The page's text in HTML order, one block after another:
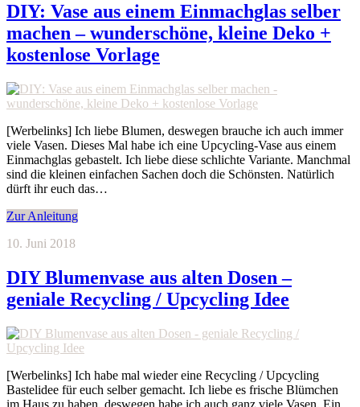
DIY: Vase aus einem Einmachglas selber
machen – wunderschöne, kleine Deko +
kostenlose Vorlage
[Werbelinks] Ich liebe Blumen, deswegen brauche ich auch immer
viele Vasen. Dieses Mal habe ich eine Upcycling-Vase aus einem
Einmachglas gebastelt. Ich liebe diese schlichte Variante. Manchmal
sind die kleinen einfachen Sachen doch die Schönsten. Natürlich
dürft ihr euch das…
Zur Anleitung
10. Juni 2018
DIY Blumenvase aus alten Dosen –
geniale Recycling / Upcycling Idee
[Werbelinks] Ich habe mal wieder eine Recycling / Upcycling
Bastelidee für euch selber gemacht. Ich liebe es frische Blümchen